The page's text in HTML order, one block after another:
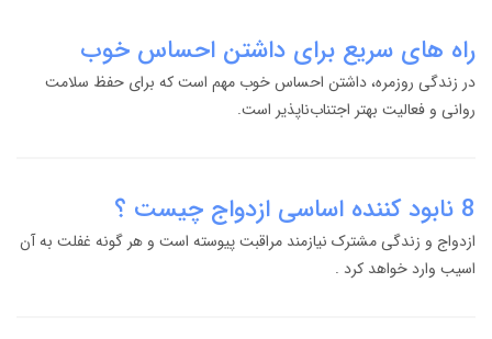
راه های سریع برای داشتن احساس خوب
در زندگی روزمره، داشتن احساس خوب مهم است که برای حفظ سلامت
روانی و فعالیت بهتر اجتناب‌ناپذیر است.
8 نابود کننده اساسی ازدواج چیست ؟
ازدواج و زندگی مشترک نیازمند مراقبت پیوسته است و هر گونه غفلت به آن
اسیب وارد خواهد کرد .